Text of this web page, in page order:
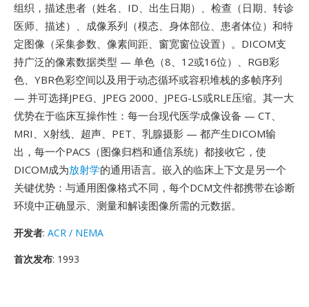
组织，描述患者（姓名、ID、出生日期）、检查（日期、转诊
医师、描述）、成像系列（模态、身体部位、患者体位）和特
定图像（采集参数、像素间距、窗宽窗位设置）。DICOM支
持广泛的像素数据类型 — 单色（8、12或16位）、RGB彩
色、YBR色彩空间以及用于动态循环或容积堆栈的多帧序列
— 并可选择JPEG、JPEG 2000、JPEG-LS或RLE压缩。其一大
优势在于临床互操作性：每一台现代医学成像设备 — CT、
MRI、X射线、超声、PET、乳腺摄影 — 都产生DICOM输
出，每一个PACS（图像归档和通信系统）都接收它，使
DICOM成为放射学的通用语言。嵌入的临床上下文是另一个
关键优势：与通用图像格式不同，每个DCM文件都携带在诊断
环境中正确显示、测量和解读图像所需的元数据。
开发者: ACR / NEMA
首次发布: 1993